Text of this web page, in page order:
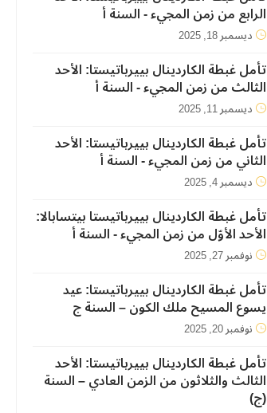
الرابع من زمن المجيء - السنة أ
ديسمبر 18, 2025
تأمل غبطة الكاردينال بييرباتيستا: الأحد
الثالث من زمن المجيء - السنة أ
ديسمبر 11, 2025
تأمل غبطة الكاردينال بييرباتيستا: الأحد
الثاني من زمن المجيء - السنة أ
ديسمبر 4, 2025
تأمل غبطة الكاردينال بييرباتيستا بيتسابالا:
الأحد الأوّل من زمن المجيء - السنة أ
نوفمبر 27, 2025
تأمل غبطة الكاردينال بييرباتيستا: عيد
يسوع المسيح ملك الكون – السنة ج
نوفمبر 20, 2025
تأمل غبطة الكاردينال بييرباتيستا: الأحد
الثالث والثلاثون من الزمن العادي – السنة
(ج)